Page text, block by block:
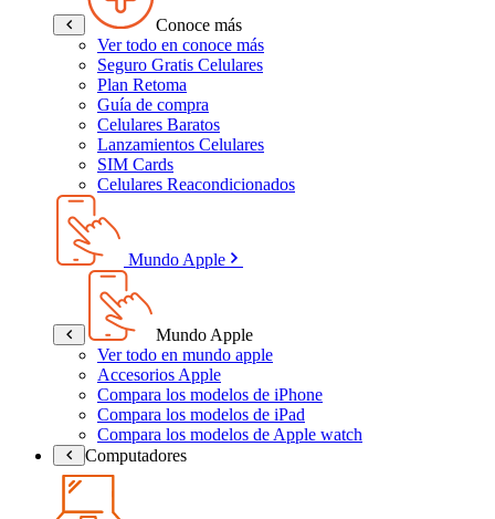
Conoce más
Ver todo en conoce más
Seguro Gratis Celulares
Plan Retoma
Guía de compra
Celulares Baratos
Lanzamientos Celulares
SIM Cards
Celulares Reacondicionados
Mundo Apple
Mundo Apple
Ver todo en mundo apple
Accesorios Apple
Compara los modelos de iPhone
Compara los modelos de iPad
Compara los modelos de Apple watch
Computadores